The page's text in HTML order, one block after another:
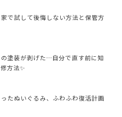
で試して後悔しない方法と保管方
塗装が剥げた…自分で直す前に知
方法✨
たぬいぐるみ、ふわふわ復活計画